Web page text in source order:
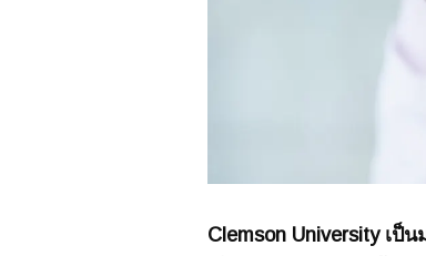
Clemson University เ